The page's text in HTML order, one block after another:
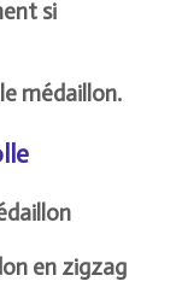
si
médaillon.
en zigzag